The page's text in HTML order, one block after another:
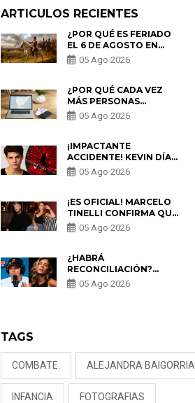
ARTICULOS RECIENTES
¿POR QUÉ ES FERIADO
EL 6 DE AGOSTO EN
PERÚ? ESTA ES LA
HISTORIA
05 Ago 2026
¿POR QUÉ CADA VEZ
MÁS PERSONAS
UTILIZAN UNA VPN
PARA PROTEGER SU
05 Ago 2026
¡IMPACTANTE
ACCIDENTE! KEVIN DÍAZ
CAE DESDE OCHO
METROS EN “ESTO ES
PREOCUPACIÓN
05 Ago 2026
¡ES OFICIAL! MARCELO
TINELLI CONFIRMA QUE
REGRESÓ CON MILETT
FIGUEROA: “EL AMOR
05 Ago 2026
¿HABRÁ
RECONCILIACIÓN?
MARIO HART ADMITE
QUE PODRÍA VOLVER
05 Ago 2026
TAGS
COMBATE. ALEJANDRA BAIGORRIA
INFANCIA FOTOGRAFIAS